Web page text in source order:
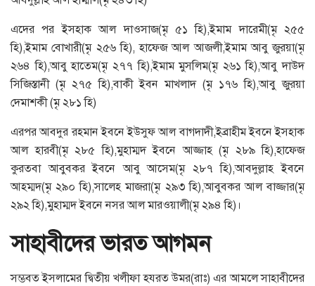
এদের পর ইসহাক আল দাওসাজ(মৃ ৫১ হি),ইমাম দারেমী(মৃ ২৫৫
হি),ইমাম বোখারী(মৃ ২৫৬ হি), হাফেজ আল আজলী,ইমাম আবু জুরয়া(মৃ
২৬৪ হি),আবু হাতেম(মৃ ২৭৭ হি),ইমাম মুসলিম(মৃ ২৬১ হি),আবু দাউদ
সিজিস্তানী (মৃ ২৭৫ হি),বাকী ইবন মাখলাদ (মৃ ১৭৬ হি),আবু জুরয়া
দেমাশকী (মৃ ২৮১ হি)
এরপর আবদুর রহমান ইবনে ইউসুফ আল বাগদাদী,ইব্রাহীম ইবনে ইসহাক
আল হারবী(মৃ ২৮৫ হি),মুহাম্মদ ইবনে আজ্জাহ (মৃ ২৮৯ হি),হাফেজ
কুরতবা আবুবকর ইবনে আবু আসেম(মৃ ২৮৭ হি),আবদুল্লাহ ইবনে
আহম্মদ(মৃ ২৯০ হি),সালেহ মাজরা(মৃ ২৯৩ হি),আবুবকর আল বাজ্জার(মৃ
২৯২ হি),মুহাম্মদ ইবনে নসর আল মারওয়ালী(মৃ ২৯৪ হি)।
সাহাবীদের ভারত আগমন
সম্ভবত ইসলামের দ্বিতীয় খলীফা হযরত উমর(রাঃ) এর আমলে সাহাবীদের